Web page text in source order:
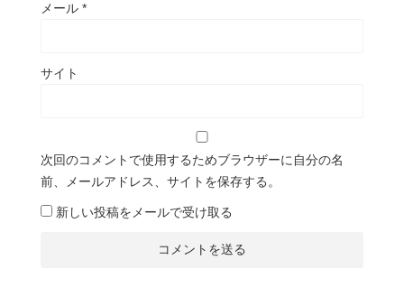
メール *
サイト
次回のコメントで使用するためブラウザーに自分の名
前、メールアドレス、サイトを保存する。
新しい投稿をメールで受け取る